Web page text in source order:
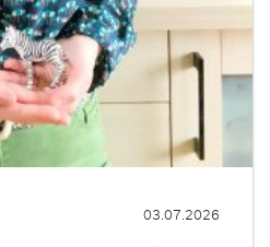
03.07.2026